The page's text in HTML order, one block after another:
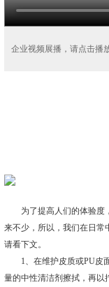
企业视频展播，请点击播
为了提高人们的体验度，
来不少，所以，我们在日常
请看下文。
1、在维护皮质或PU皮面
量的中性清洁剂擦拭，再以